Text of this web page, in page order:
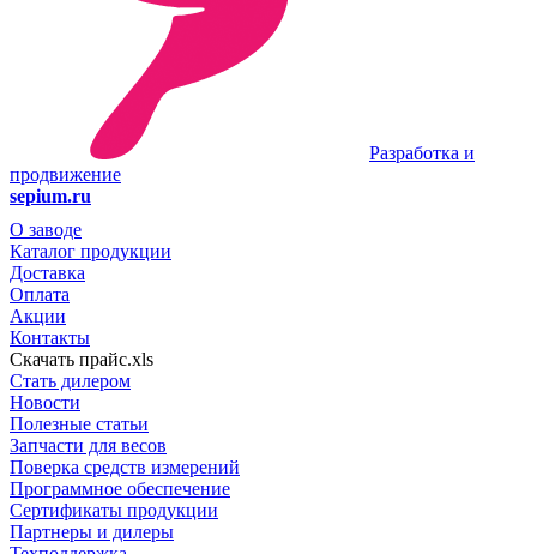
Разработка и
продвижение
sepium.ru
О заводе
Каталог продукции
Доставка
Оплата
Акции
Контакты
Скачать прайс.xls
Стать дилером
Новости
Полезные статьи
Запчасти для весов
Поверка средств измерений
Программное обеспечение
Сертификаты продукции
Партнеры и дилеры